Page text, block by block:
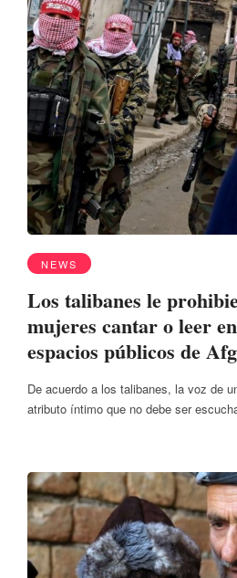
NEWS
Los talibanes le
mujeres cantar o leer
espacios públicos de
De acuerdo a los talibanes, la voz de
atributo íntimo que no debe ser